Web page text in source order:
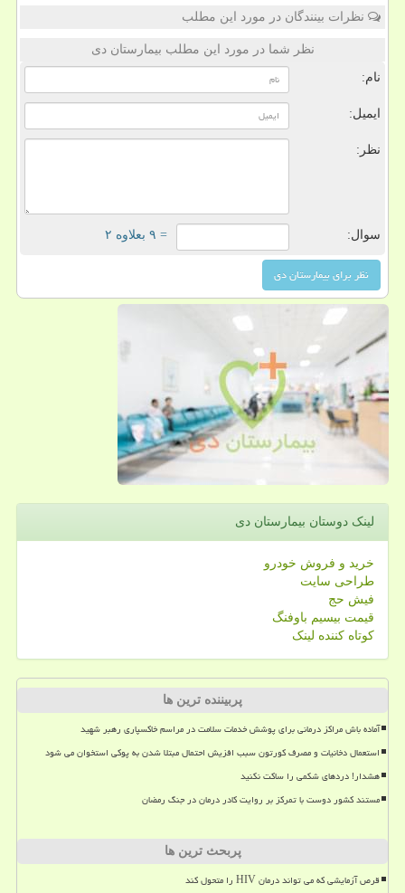
نظرات بینندگان در مورد این مطلب
نظر شما در مورد این مطلب بیمارستان دی
نام:
ایمیل:
نظر:
سوال: = ۹ بعلاوه ۲
لینک دوستان بیمارستان دی
خرید و فروش خودرو
طراحی سایت
فیش حج
قیمت بیسیم باوفنگ
کوتاه کننده لینک
پربیننده ترین ها
آماده باش مراکز درمانی برای پوشش خدمات سلامت در مراسم خاکسپاری رهبر شهید
استعمال دخانیات و مصرف کورتون سبب افزیش احتمال مبتلا شدن به پوکی استخوان می شود
هشدار! دردهای شکمی را ساکت نکنید
مستند کشور دوست با تمرکز بر روایت کادر درمان در جنگ رمضان
پربحث ترین ها
قرص آزمایشی که می تواند درمان HIV را متحول کند